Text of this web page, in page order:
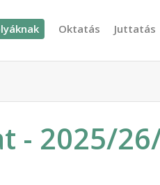
Oktatás Juttatás
- 2025/